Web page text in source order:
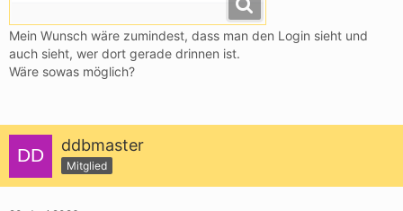
Mein Wunsch wäre zumindest, dass man den Login sieht und
auch sieht, wer dort gerade drinnen ist.
Wäre sowas möglich?
ddbmaster
Mitglied